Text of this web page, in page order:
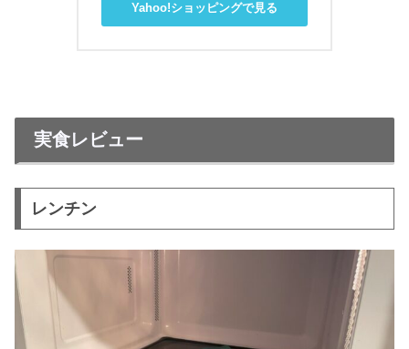
Yahoo!ショッピングで見る
実食レビュー
レンチン